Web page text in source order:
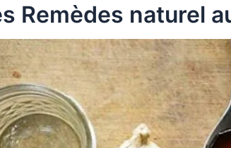
Remèdes naturel